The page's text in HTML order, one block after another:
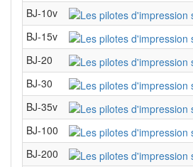
BJ-10v
BJ-15v
BJ-20
BJ-30
BJ-35v
BJ-100
BJ-200